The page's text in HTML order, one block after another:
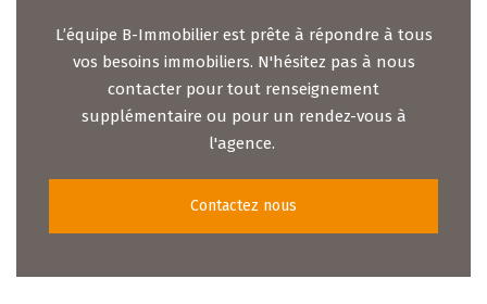
L’équipe B-Immobilier est prête à répondre à tous
vos besoins immobiliers. N'hésitez pas à nous
contacter pour tout renseignement
supplémentaire ou pour un rendez-vous à
l'agence.
Contactez nous